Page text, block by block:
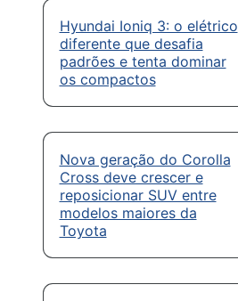
Hyundai Ioniq 3: o elétrico
diferente que desafia
padrões e tenta dominar
os compactos
Nova geração do Corolla
Cross deve crescer e
reposicionar SUV entre
modelos maiores da
Toyota